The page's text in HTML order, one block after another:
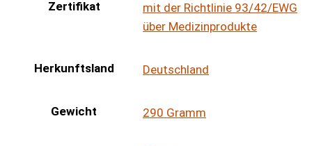
Zertifikat
mit der Richtlinie 93/42/EWG
über Medizinprodukte
Herkunftsland Deutschland
Gewicht 290 Gramm